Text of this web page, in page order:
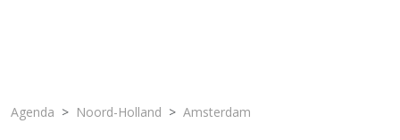
Agenda Noord-Holland Amsterdam